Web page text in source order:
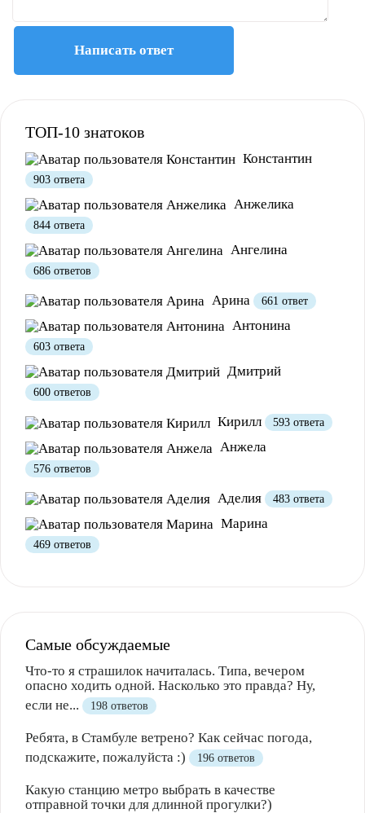
Полезно 12 Не очень 1
Написать ответ
ТОП-10 знатоков
Константин
903 ответа
Анжелика
844 ответа
Ангелина
686 ответов
Арина 661 ответ
Антонина
603 ответа
Дмитрий
600 ответов
Кирилл 593 ответа
Анжела
576 ответов
Аделия 483 ответа
Марина
469 ответов
Самые обсуждаемые
Что-то я страшилок начиталась. Типа, вечером
опасно ходить одной. Насколько это правда? Ну,
если не...
198 ответов
Ребята, в Стамбуле ветрено? Как сейчас погода,
подскажите, пожалуйста :)
196 ответов
Какую станцию метро выбрать в качестве
отправной точки для длинной прогулки?)